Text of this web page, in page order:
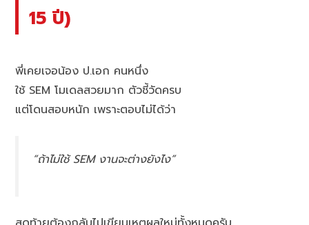
15 ปี)
พี่เคยเจอน้อง ป.เอก คนหนึ่ง
ใช้ SEM โมเดลสวยมาก ตัวชี้วัดครบ
แต่โดนสอบหนัก เพราะตอบไม่ได้ว่า
“ถ้าไม่ใช้ SEM งานจะต่างยังไง”